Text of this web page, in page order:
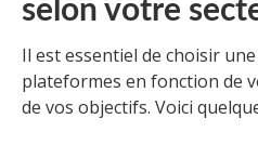
selon votre
Il est essentiel de choisir
plateformes en fonction de
de vos objectifs. Voici